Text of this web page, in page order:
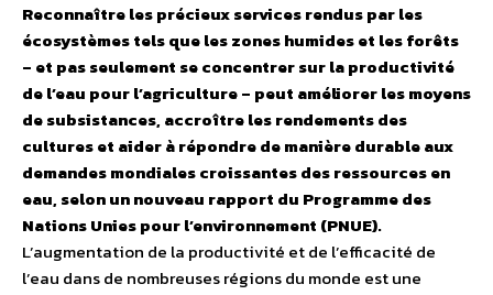
Reconnaître les précieux services rendus par les
écosystèmes tels que les zones humides et les forêts
– et pas seulement se concentrer sur la productivité
de l’eau pour l’agriculture – peut améliorer les moyens
de subsistances, accroître les rendements des
cultures et aider à répondre de manière durable aux
demandes mondiales croissantes des ressources en
eau, selon un nouveau rapport du Programme des
Nations Unies pour l’environnement (PNUE).
L’augmentation de la productivité et de l’efficacité de
l’eau dans de nombreuses régions du monde est une